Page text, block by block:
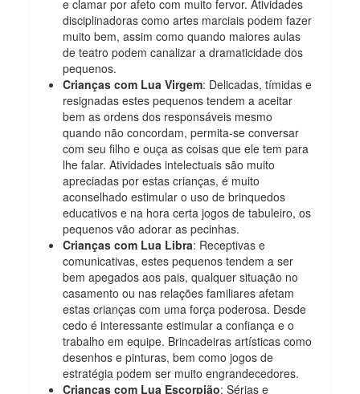
e clamar por afeto com muito fervor. Atividades
disciplinadoras como artes marciais podem fazer
muito bem, assim como quando maiores aulas
de teatro podem canalizar a dramaticidade dos
pequenos.
Crianças com Lua Virgem: Delicadas, tímidas e
resignadas estes pequenos tendem a aceitar
bem as ordens dos responsáveis mesmo
quando não concordam, permita-se conversar
com seu filho e ouça as coisas que ele tem para
lhe falar. Atividades intelectuais são muito
apreciadas por estas crianças, é muito
aconselhado estimular o uso de brinquedos
educativos e na hora certa jogos de tabuleiro, os
pequenos vão adorar as pecinhas.
Crianças com Lua Libra: Receptivas e
comunicativas, estes pequenos tendem a ser
bem apegados aos pais, qualquer situação no
casamento ou nas relações familiares afetam
estas crianças com uma força poderosa. Desde
cedo é interessante estimular a confiança e o
trabalho em equipe. Brincadeiras artísticas como
desenhos e pinturas, bem como jogos de
estratégia podem ser muito engrandecedores.
Crianças com Lua Escorpião: Sérias e